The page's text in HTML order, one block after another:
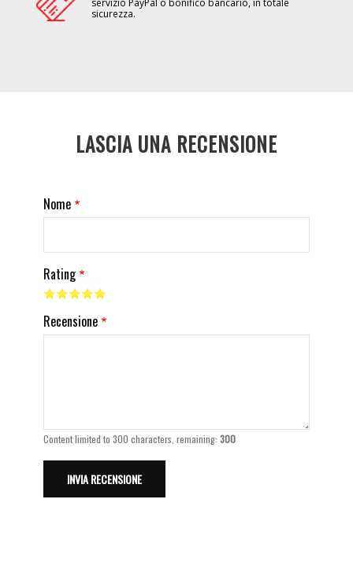
servizio PayPal o bonifico bancario, in totale
sicurezza.
LASCIA UNA RECENSIONE
Nome
Rating
Recensione
Content limited to 300 characters, remaining:300